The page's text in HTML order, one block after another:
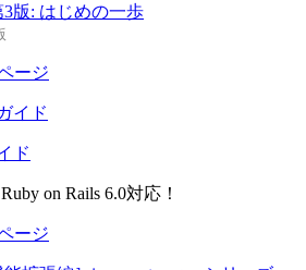
版: はじめの一歩
ージ
ド
on Rails 6.0対応！
ージ